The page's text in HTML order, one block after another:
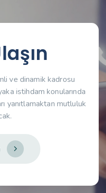
ve dinamik kadrosu
istihdam konularında
yanıtlamaktan mutluluk